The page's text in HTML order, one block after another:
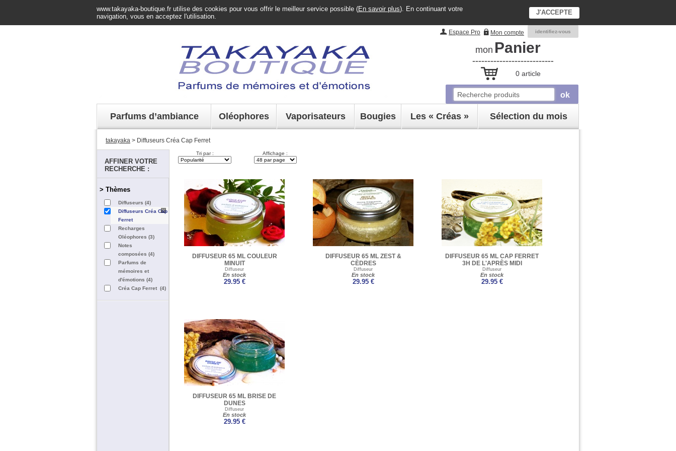
www.takayaka-boutique.fr utilise des cookies pour vous offrir le meilleur service possible (En savoir plus). En continuant votre
navigation, vous en acceptez l'utilisation.
J'ACCEPTE
identifiez-vous
Mon compte
Espace Pro
mon Panier
0 article
Parfums d’ambiance Oléophores Vaporisateurs Bougies Les « Créas » Sélection du mois
takayaka > Diffuseurs Créa Cap Ferret
AFFINER VOTRE
RECHERCHE :
> Thèmes
Diffuseurs (4)
Diffuseurs Créa Cap
Ferret
Recharges
Oléophores (3)
Notes
composées (4)
Parfums de
mémoires et
d'émotions (4)
Créa Cap Ferret (4)
Tri par : Affichage :
DIFFUSEUR 65 ML COULEUR
MINUIT
Diffuseur
En stock
29.95 €
DIFFUSEUR 65 ML ZEST &
CÈDRES
Diffuseur
En stock
29.95 €
DIFFUSEUR 65 ML CAP FERRET
3H DE L'APRÈS MIDI
Diffuseur
En stock
29.95 €
DIFFUSEUR 65 ML BRISE DE
DUNES
Diffuseur
En stock
29.95 €